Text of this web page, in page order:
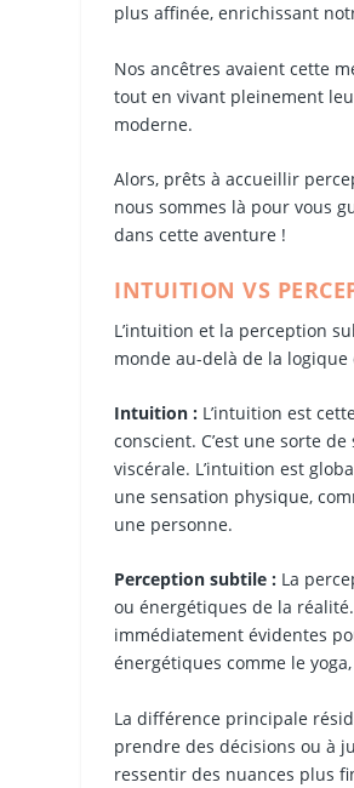
plus affinée, enrichissant
Nos ancêtres avaient cette
tout en vivant pleinement
moderne.
Alors, prêts à accueillir
nous sommes là pour vous
dans cette aventure !
INTUITION VS
L’intuition et la perception
monde au-delà de la
Intuition : L’intuition est
conscient. C’est une sorte
viscérale. L’intuition est
une sensation physique,
une personne.
Perception subtile : La
ou énergétiques de la
immédiatement évidentes
énergétiques comme le
La différence principale
prendre des décisions ou à
ressentir des nuances plus